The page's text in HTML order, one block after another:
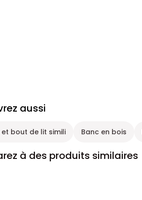
aussi
et bout de lit simili Banc en bois
à des produits similaires